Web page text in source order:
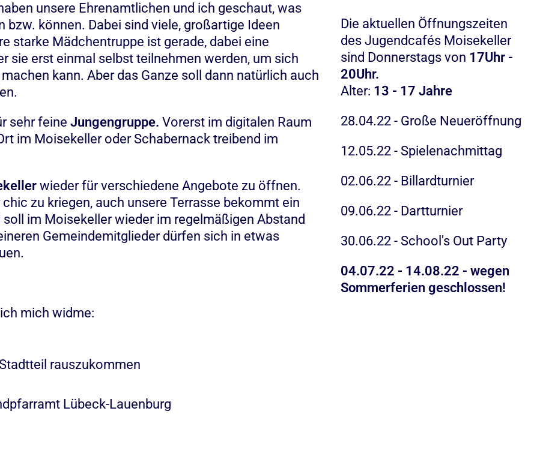
unsere Ehrenamtlichen und ich geschaut, was
können. Dabei sind viele, großartige Ideen
starke Mädchentruppe ist gerade, dabei eine
sie erst einmal selbst teilnehmen werden, um sich
kann. Aber das Ganze soll dann natürlich auch
sehr feine Jungengruppe. Vorerst im digitalen Raum
im Moisekeller oder Schabernack treibend im
wieder für verschiedene Angebote zu öffnen.
zu kriegen, auch unsere Terrasse bekommt ein
im Moisekeller wieder im regelmäßigen Abstand
Gemeindemitglieder dürfen sich in etwas
mich widme:
rauszukommen
Lübeck-Lauenburg
Die aktuellen Öffnungszeiten
des Jugendcafés Moisekeller
sind Donnerstags von 17Uhr -
20Uhr.
Alter: 13 - 17 Jahre
28.04.22 - Große Neueröffnung
12.05.22 - Spielenachmittag
02.06.22 - Billardturnier
09.06.22 - Dartturnier
30.06.22 - School's Out Party
04.07.22 - 14.08.22 - wegen
Sommerferien geschlossen!